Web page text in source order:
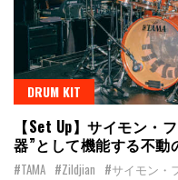
DRUM KIT
【Set Up】サイモン・
器”として機能する不
#TAMA #Zildjian #サイモン・